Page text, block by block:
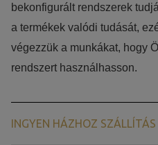
bekonfigurált rendszerek
a termékek valódi tudását,
végezzük a munkákat, hogy
rendszert használhasson.
INGYEN HÁZHOZ SZÁLLÍTÁS